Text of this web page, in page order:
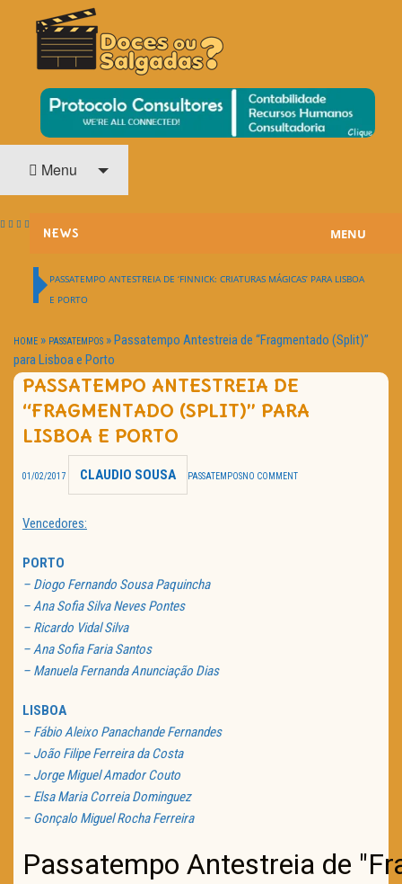
DOCES OU SALGADAS?
O Cinema? Uma Paixão!!
Menu
NEWS
HOME CINEMA
NOTA PESSOAL
TRAILER DO DIA
Política de Privacidade
MENU
PASSATEMPO ANTESTREIA DE ‘FINNICK: CRIATURAS MÁGICAS’ PARA LISBOA
E PORTO
HOME » PASSATEMPOS »Passatempo Antestreia de “Fragmentado (Split)”
para Lisboa e Porto
PASSATEMPO ANTESTREIA DE
“FRAGMENTADO (SPLIT)” PARA
LISBOA E PORTO
01/02/2017 CLAUDIO SOUSA PASSATEMPOSNO COMMENT
Vencedores:
PORTO
– Diogo Fernando Sousa Paquincha
– Ana Sofia Silva Neves Pontes
– Ricardo Vidal Silva
– Ana Sofia Faria Santos
– Manuela Fernanda Anunciação Dias
LISBOA
– Fábio Aleixo Panachande Fernandes
– João Filipe Ferreira da Costa
– Jorge Miguel Amador Couto
– Elsa Maria Correia Dominguez
– Gonçalo Miguel Rocha Ferreira